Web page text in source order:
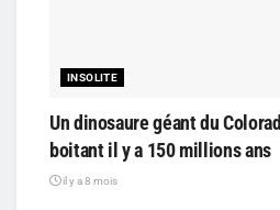
INSOLITE
Un dinosaure géant du
boitant il y a 150 millions ans
il y a 8 mois